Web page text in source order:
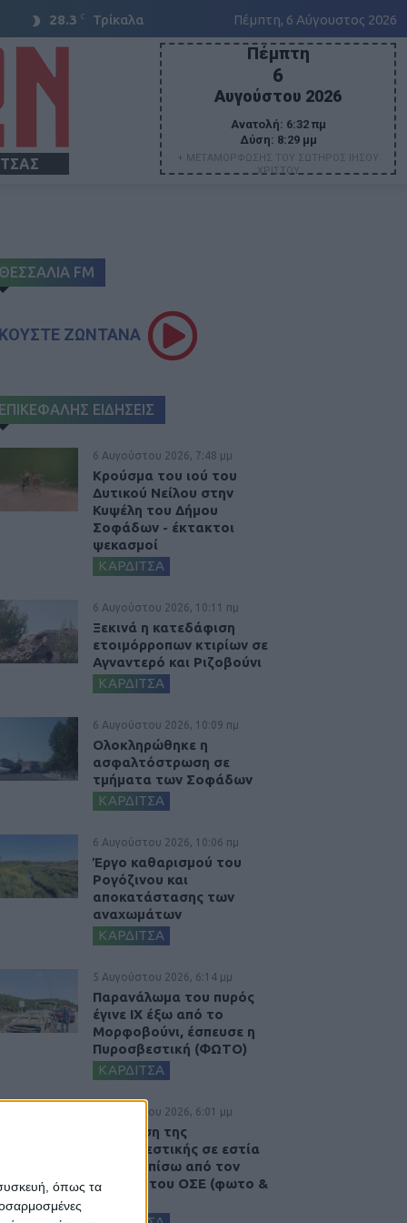
όπως τα
28.3 C Τρίκαλα Πέμπτη, 6 Αύγουστος 2026
Πέμπτη
6
Αυγούστου 2026
Ανατολή: 6:32 πμ
Δύση: 8:29 μμ
+ ΜΕΤΑΜΟΡΦΩΣΗΣ ΤΟΥ ΣΩΤΗΡΟΣ ΙΗΣΟΥ
ΧΡΙΣΤΟΥ
ΘΕΣΣΑΛΙΑ FM
ΖΩΝΤΑΝΑ
ΕΠΙΚΕΦΑΛΗΣ ΕΙΔΗΣΕΙΣ
6 Αυγούστου 2026, 7:48 μμ
Κρούσμα του ιού του
Δυτικού Νείλου στην
Κυψέλη του Δήμου
Σοφάδων - έκτακτοι
ψεκασμοί
ΚΑΡΔΙΤΣΑ
6 Αυγούστου 2026, 10:11 πμ
Ξεκινά η κατεδάφιση
ετοιμόρροπων κτιρίων σε
Αγναντερό και Ριζοβούνι
ΚΑΡΔΙΤΣΑ
6 Αυγούστου 2026, 10:09 πμ
Ολοκληρώθηκε η
ασφαλτόστρωση σε
τμήματα των Σοφάδων
ΚΑΡΔΙΤΣΑ
6 Αυγούστου 2026, 10:06 πμ
Έργο καθαρισμού του
Ρογόζινου και
αποκατάστασης των
αναχωμάτων
ΚΑΡΔΙΤΣΑ
5 Αυγούστου 2026, 6:14 μμ
Παρανάλωμα του πυρός
έγινε ΙΧ έξω από το
Μορφοβούνι, έσπευσε η
Πυροσβεστική (ΦΩΤΟ)
ΚΑΡΔΙΤΣΑ
5 Αυγούστου 2026, 6:01 μμ
Επέμβαση της
Πυροσβεστικής σε εστία
φωτιάς πίσω από τον
σταθμό του ΟΣΕ (φωτο &